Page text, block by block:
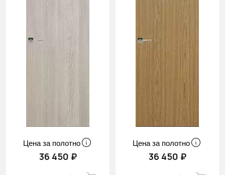
Цена за полотно
36 450 ₽
Цена за полотно
36 450 ₽